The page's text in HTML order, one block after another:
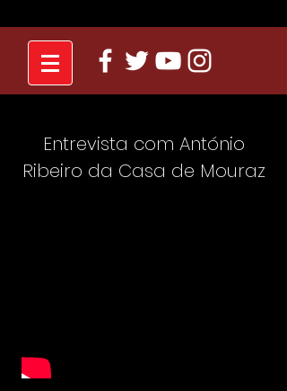
Entrevista com António
Ribeiro da Casa de Mouraz